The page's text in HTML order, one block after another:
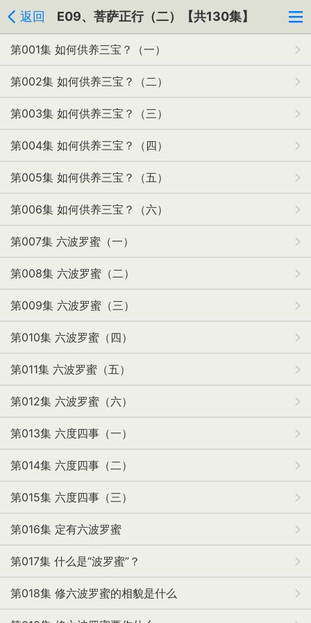
返回 E09、菩萨正行（二）【共130集】
第001集 如何供养三宝？（一）
第002集 如何供养三宝？（二）
第003集 如何供养三宝？（三）
第004集 如何供养三宝？（四）
第005集 如何供养三宝？（五）
第006集 如何供养三宝？（六）
第007集 六波罗蜜（一）
第008集 六波罗蜜（二）
第009集 六波罗蜜（三）
第010集 六波罗蜜（四）
第011集 六波罗蜜（五）
第012集 六波罗蜜（六）
第013集 六度四事（一）
第014集 六度四事（二）
第015集 六度四事（三）
第016集 定有六波罗蜜
第017集 什么是“波罗蜜”？
第018集 修六波罗蜜的相貌是什么